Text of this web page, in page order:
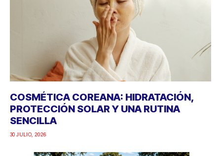
COSMÉTICA COREANA: HIDRATACIÓN,
PROTECCIÓN SOLAR Y UNA RUTINA
SENCILLA
30 JULIO, 2026